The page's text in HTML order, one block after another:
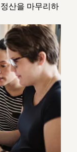
산을 마무리하